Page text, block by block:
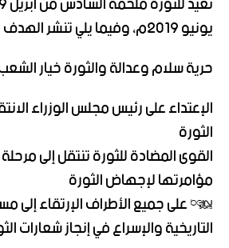
يونيو 2019م، وفيما يلي تنشر الهدف نص البيان:
حرية سلام وعدالة والثورة خيار
الإعتداء على رئيس مجلس الوزراء
الثورة
القوى المضادة للثورة تنتقل إلى
مؤامرتها لإجهاض الثورة
* على جميع الأطراف الإرتقاء إلى
التاريخية والإسراع في إنجاز شعارات